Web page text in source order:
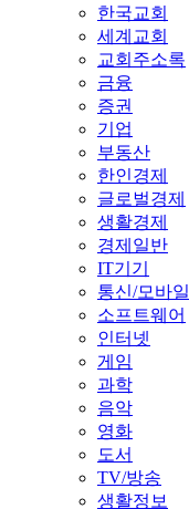
한국교회
세계교회
교회주소록
금융
증권
기업
부동산
한인경제
글로벌경제
생활경제
경제일반
IT기기
통신/모바일
소프트웨어
인터넷
게임
과학
음악
영화
도서
TV/방송
생활정보